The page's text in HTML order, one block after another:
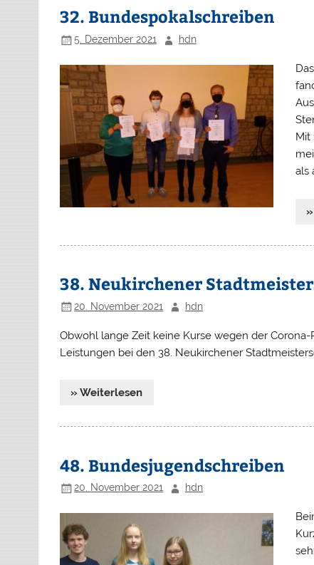
32. Bundespokalschreiben
5. Dezember 2021 hdn
Mit
als
38. Neukirchener
20. November 2021 hdn
Obwohl lange Zeit keine Kurse wegen der
Leistungen bei den 38. Neukirchener
» Weiterlesen
48. Bundesjugendschreiben
20. November 2021 hdn